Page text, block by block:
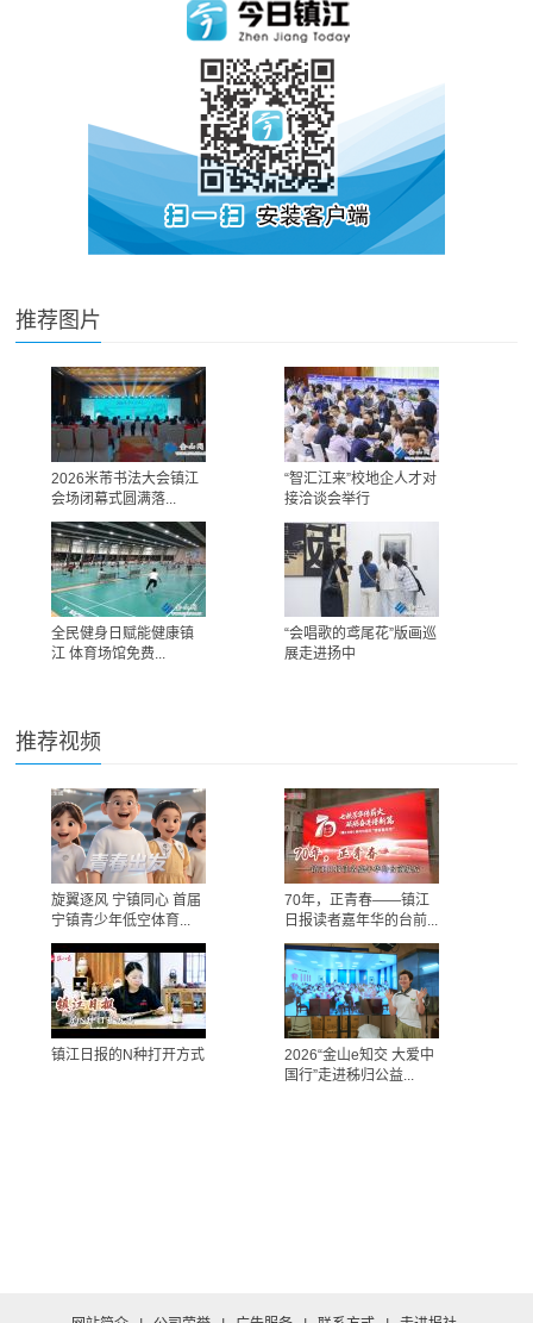
推荐图片
2026米芾书法大会镇江
会场闭幕式圆满落...
“智汇江来”校地企人才对
接洽谈会举行
全民健身日赋能健康镇
江 体育场馆免费...
“会唱歌的鸢尾花”版画巡
展走进扬中
推荐视频
旋翼逐风 宁镇同心 首届
宁镇青少年低空体育...
70年，正青春——镇江
日报读者嘉年华的台前...
镇江日报的N种打开方式
2026“金山e知交 大爱中
国行”走进秭归公益...